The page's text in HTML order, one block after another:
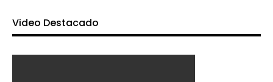
Video Destacado